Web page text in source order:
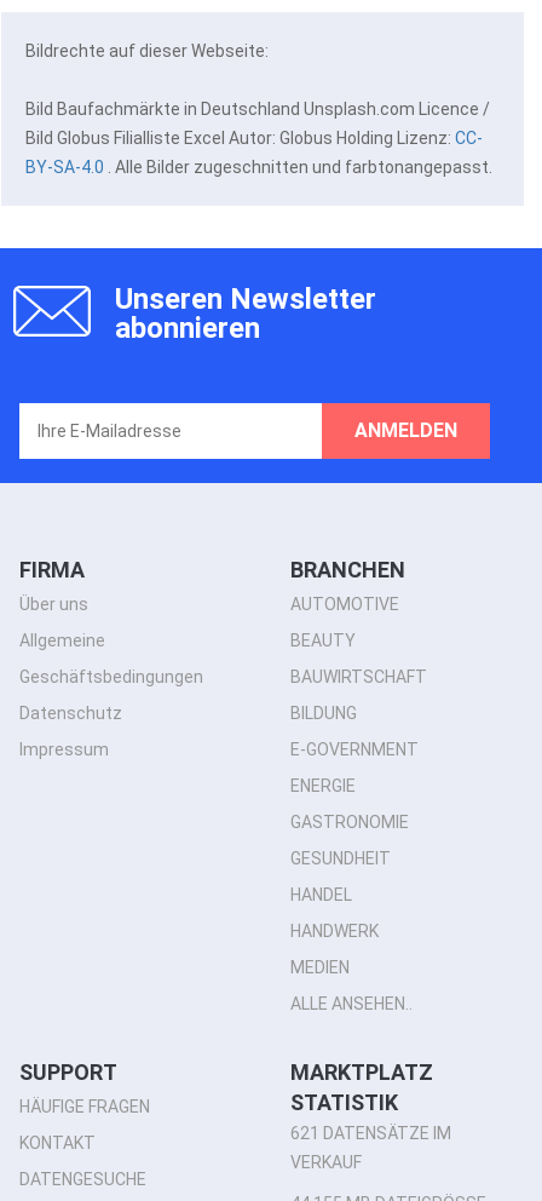
Bildrechte auf dieser Webseite:
Bild Baufachmärkte in Deutschland Unsplash.com Licence /
Bild Globus Filialliste Excel Autor: Globus Holding Lizenz: CC-
BY-SA-4.0 . Alle Bilder zugeschnitten und farbtonangepasst.
Unseren Newsletter
abonnieren
ANMELDEN
FIRMA
Über uns
Allgemeine
Geschäftsbedingungen
Datenschutz
Impressum
BRANCHEN
AUTOMOTIVE
BEAUTY
BAUWIRTSCHAFT
BILDUNG
E-GOVERNMENT
ENERGIE
GASTRONOMIE
GESUNDHEIT
HANDEL
HANDWERK
MEDIEN
ALLE ANSEHEN..
SUPPORT
HÄUFIGE FRAGEN
KONTAKT
DATENGESUCHE
MARKTPLATZ
STATISTIK
621 DATENSÄTZE IM
VERKAUF